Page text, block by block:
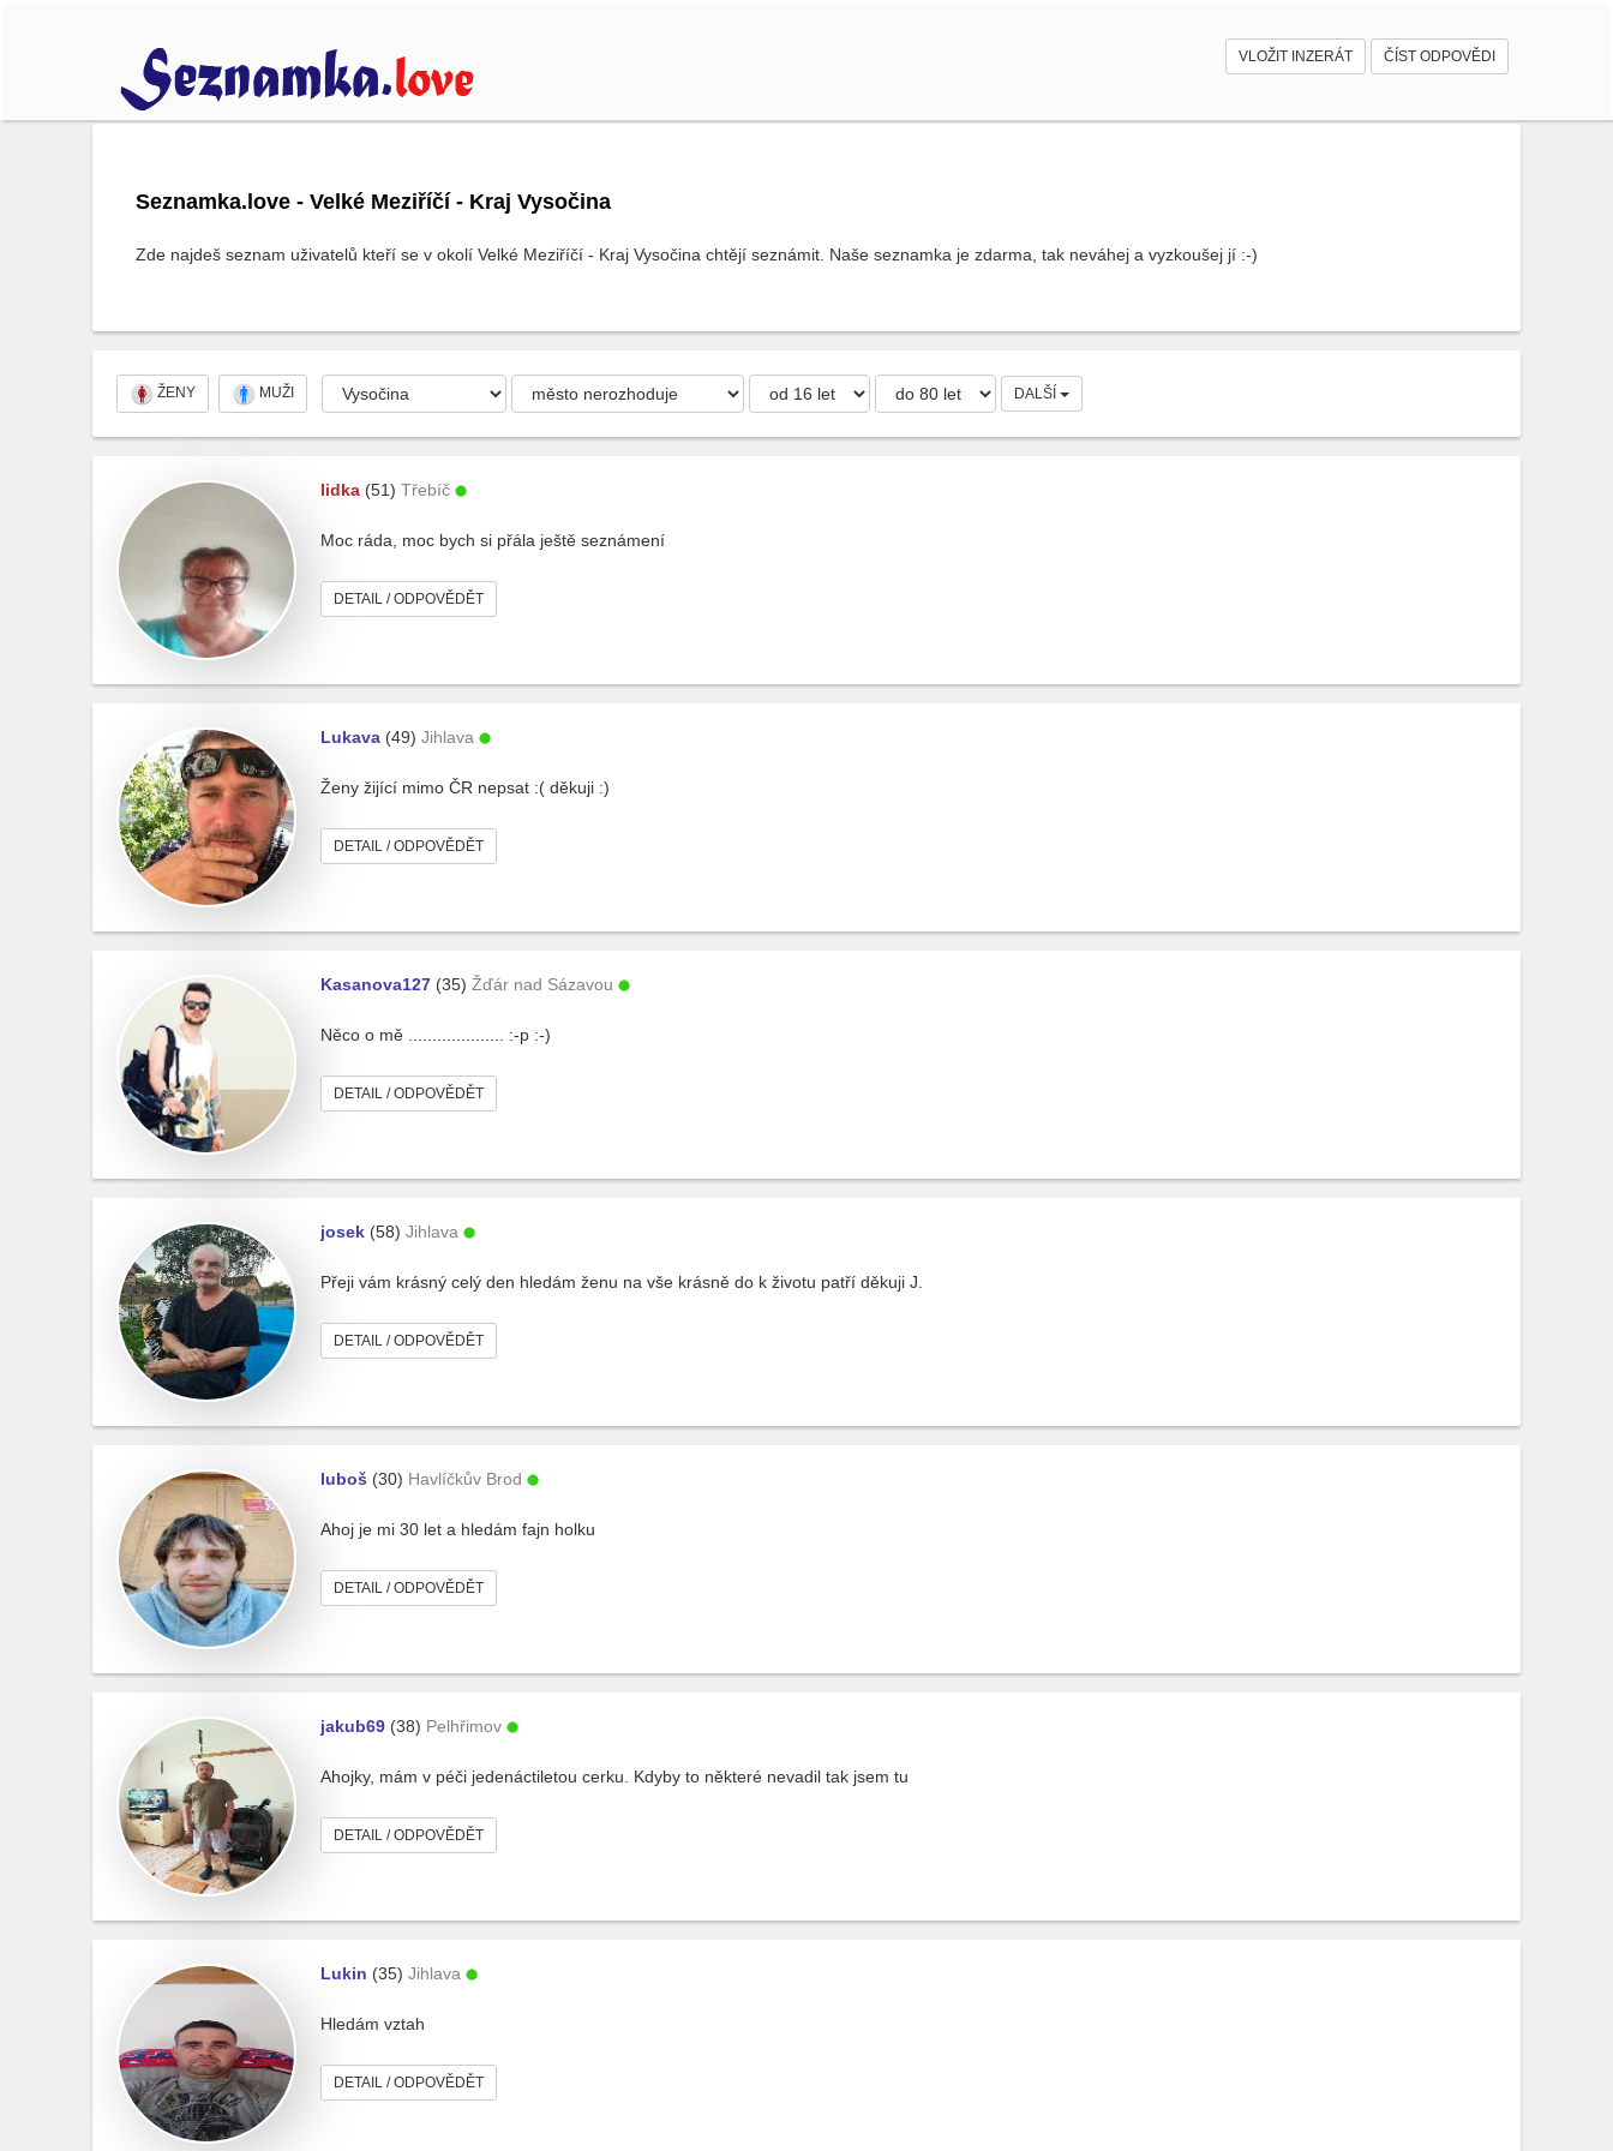
VLOŽIT INZERÁT ČÍST ODPOVĚDI
Seznamka.love - Velké Meziříčí - Kraj Vysočina
Zde najdeš seznam uživatelů kteří se v okolí Velké Meziříčí - Kraj Vysočina chtějí seznámit. Naše seznamka je zdarma, tak neváhej a vyzkoušej jí :-)
ŽENY MUŽI DALŠÍ
lidka (51) Třebíč
Moc ráda, moc bych si přála ještě seznámení
DETAIL / ODPOVĚDĚT
Lukava (49) Jihlava
Ženy žijící mimo ČR nepsat :( děkuji :)
DETAIL / ODPOVĚDĚT
Kasanova127 (35) Žďár nad Sázavou
Něco o mě .................... :-p :-)
DETAIL / ODPOVĚDĚT
josek (58) Jihlava
Přeji vám krásný celý den hledám ženu na vše krásně do k životu patří děkuji J.
DETAIL / ODPOVĚDĚT
luboš (30) Havlíčkův Brod
Ahoj je mi 30 let a hledám fajn holku
DETAIL / ODPOVĚDĚT
jakub69 (38) Pelhřimov
Ahojky, mám v péči jedenáctiletou cerku. Kdyby to některé nevadil tak jsem tu
DETAIL / ODPOVĚDĚT
Lukin (35) Jihlava
Hledám vztah
DETAIL / ODPOVĚDĚT